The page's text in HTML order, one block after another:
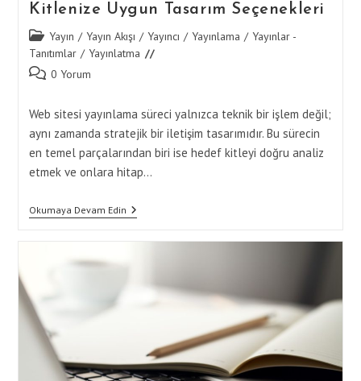
Kitlenize Uygun Tasarım Seçenekleri
Post
category:
Yayın / Yayın Akışı / Yayıncı / Yayınlama / Yayınlar -
Tanıtımlar / Yayınlatma
Post 0 Yorum
Web sitesi yayınlama süreci yalnızca teknik bir işlem değil;
aynı zamanda stratejik bir iletişim tasarımıdır. Bu sürecin
en temel parçalarından biri ise hedef kitleyi doğru analiz
etmek ve onlara hitap…
Okumaya Devam EdinWeb
Sitesi
Tasarım
Seçenekleri